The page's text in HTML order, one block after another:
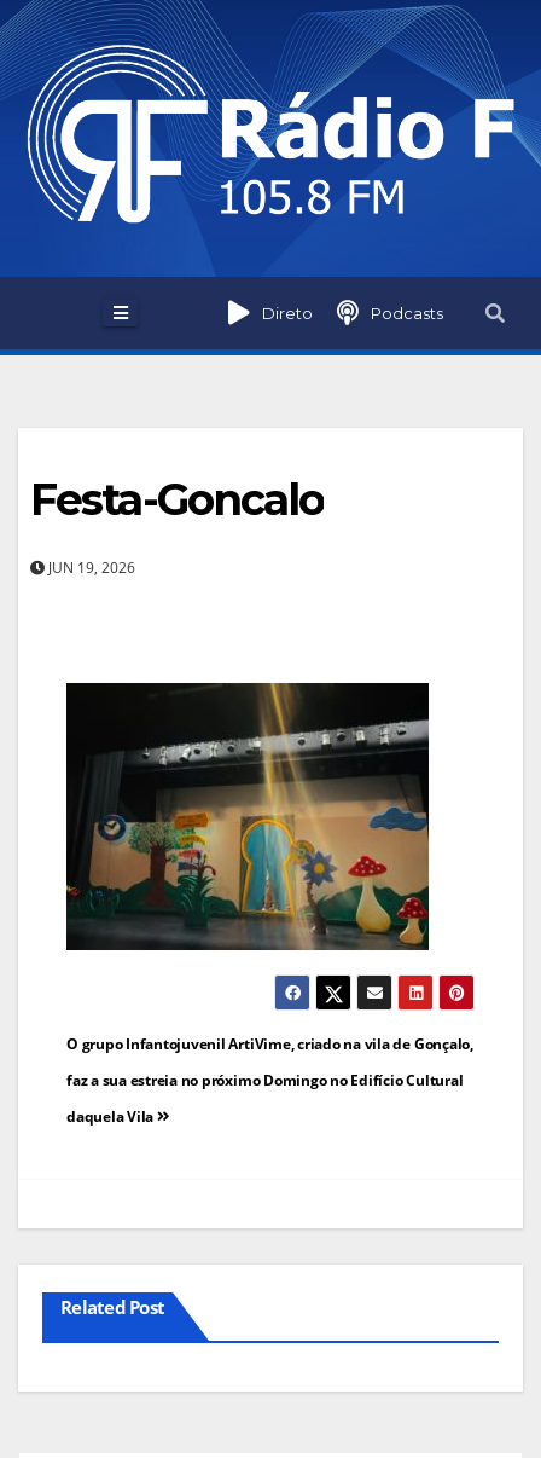
Skip
to
content
Direto Podcasts
Festa-Goncalo
JUN 19, 2026
Navegação
de
artigos
O grupo Infantojuvenil ArtiVime, criado na vila de Gonçalo,
faz a sua estreia no próximo Domingo no Edifício Cultural
daquela Vila
Related Post